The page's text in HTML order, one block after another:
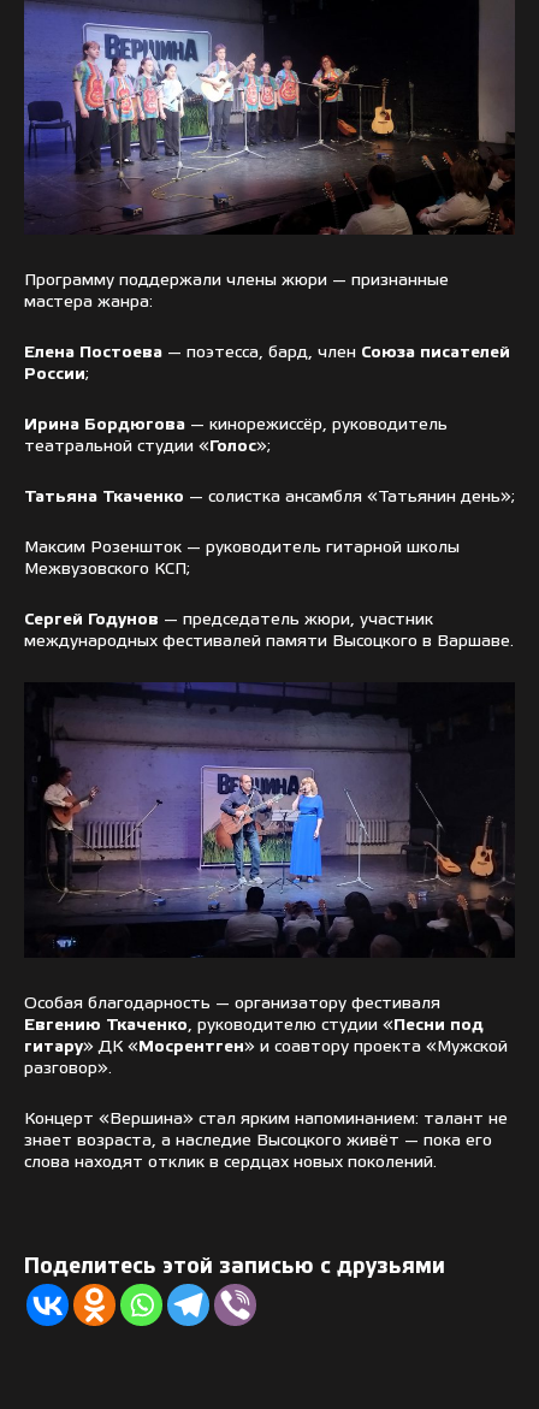
Программу поддержали члены жюри — признанные
мастера жанра:
Елена Постоева — поэтесса, бард, член Союза писателей
России;
Ирина Бордюгова — кинорежиссёр, руководитель
театральной студии « Голос»;
Татьяна Ткаченко — солистка ансамбля «Татьянин день»;
Максим Розеншток — руководитель гитарной школы
Межвузовского КСП;
Сергей Годунов — председатель жюри, участник
международных фестивалей памяти Высоцкого в Варшаве.
Особая благодарность — организатору фестиваля
Евгению Ткаченко, руководителю студии « Песни под
гитару» ДК « Мосрентген» и соавтору проекта «Мужской
разговор».
Концерт «Вершина» стал ярким напоминанием: талант не
знает возраста, а наследие Высоцкого живёт — пока его
слова находят отклик в сердцах новых поколений.
Поделитесь этой записью с друзьями